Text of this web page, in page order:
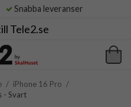
Snabba leveranser
Tele2.se
/ iPhone 16 Pro /
- Svart